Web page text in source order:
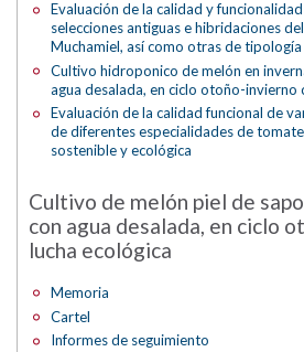
Evaluación de la calidad y
selecciones antiguas e hibridaciones
Muchamiel, así como otras de tipología
Cultivo hidroponico de melón en
agua desalada, en ciclo otoño-invierno
Evaluación de la calidad funcional de
de diferentes especialidades de
sostenible y ecológica
Cultivo de melón piel de
con agua desalada, en ciclo
lucha ecológica
Memoria
Cartel
Informes de seguimiento